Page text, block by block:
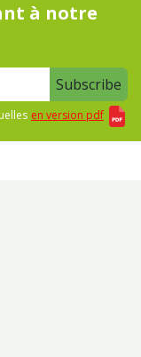
à notre
Subscribe
en version pdf